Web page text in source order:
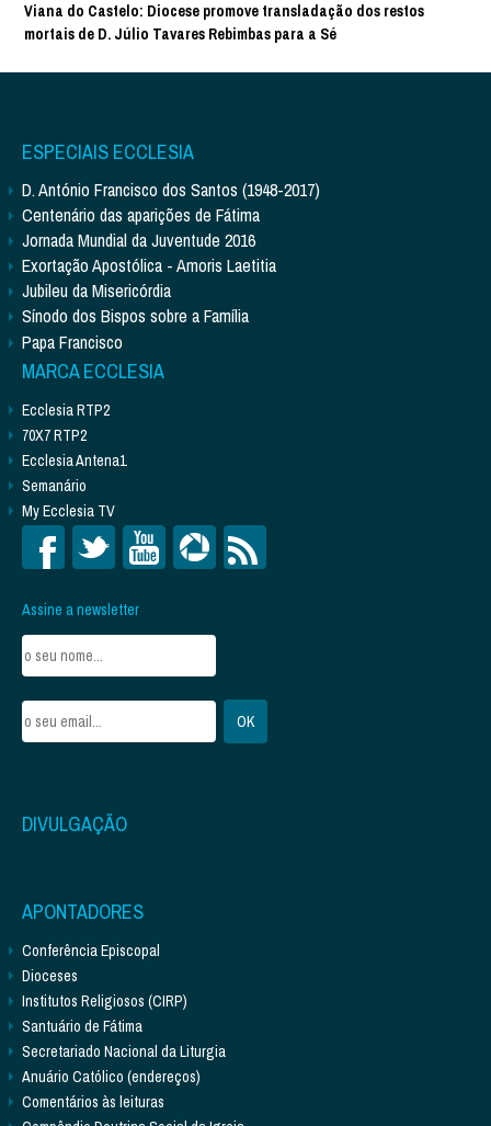
Viana do Castelo: Diocese promove transladação dos restos
mortais de D. Júlio Tavares Rebimbas para a Sé
ESPECIAIS ECCLESIA
D. António Francisco dos Santos (1948-2017)
Centenário das aparições de Fátima
Jornada Mundial da Juventude 2016
Exortação Apostólica - Amoris Laetitia
Jubileu da Misericórdia
Sínodo dos Bispos sobre a Família
Papa Francisco
MARCA ECCLESIA
Ecclesia RTP2
70X7 RTP2
Ecclesia Antena1
Semanário
My Ecclesia TV
Assine a newsletter
DIVULGAÇÃO
APONTADORES
Conferência Episcopal
Dioceses
Institutos Religiosos (CIRP)
Santuário de Fátima
Secretariado Nacional da Liturgia
Anuário Católico (endereços)
Comentários às leituras